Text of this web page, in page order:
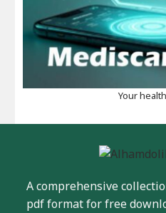
Your
A comprehensive
pdf format for free